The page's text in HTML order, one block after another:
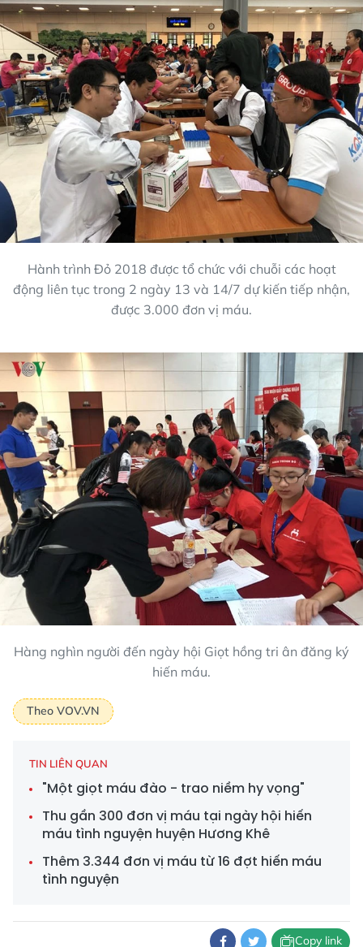
Hành trình Đỏ 2018 được tổ chức với chuỗi các hoạt
động liên tục trong 2 ngày 13 và 14/7 dự kiến tiếp nhận,
được 3.000 đơn vị máu.
Hàng nghìn người đến ngày hội Giọt hồng tri ân đăng ký
hiến máu.
Theo VOV.VN
TIN LIÊN QUAN
"Một giọt máu đào - trao niềm hy vọng"
Thu gần 300 đơn vị máu tại ngày hội hiến
máu tình nguyện huyện Hương Khê
Thêm 3.344 đơn vị máu từ 16 đợt hiến máu
tình nguyện
Copy link